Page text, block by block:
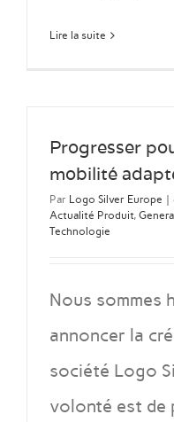
Lire la suite
Progresser
mobilité
Par Logo Silver Europe |
Actualité Produit,
Technologie
Nous sommes
annoncer la
société Logo
volonté est de